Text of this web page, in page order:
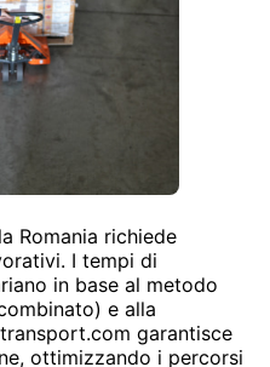
Romania richiede
I tempi di
in base al metodo
e alla
garantisce
ottimizzando i percorsi